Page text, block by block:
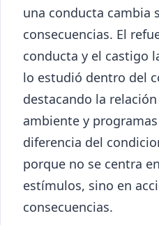
una conducta cambia
consecuencias. El
conducta y el castigo
lo estudió dentro del
destacando la
ambiente y
diferencia del
porque no se centra
estímulos, sino en
consecuencias.